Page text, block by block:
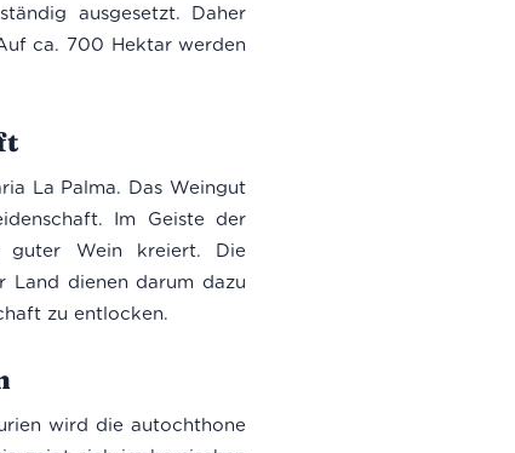
ausgesetzt. Daher
ca. 700 Hektar werden
La Palma. Das Weingut
Im Geiste der
guter Wein kreiert. Die
Land dienen darum dazu
zu entlocken.
wird die autochthone